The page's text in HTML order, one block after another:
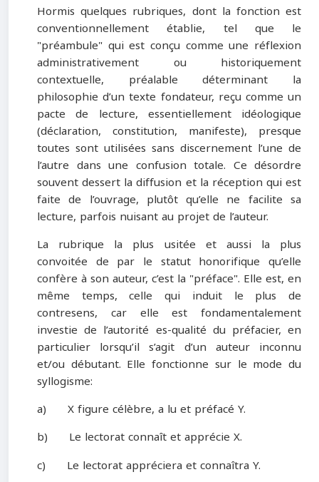
Hormis quelques rubriques, dont la fonction est
conventionnellement établie, tel que le
"préambule" qui est conçu comme une réflexion
administrativement ou historiquement
contextuelle, préalable déterminant la
philosophie d’un texte fondateur, reçu comme un
pacte de lecture, essentiellement idéologique
(déclaration, constitution, manifeste), presque
toutes sont utilisées sans discernement l’une de
l’autre dans une confusion totale. Ce désordre
souvent dessert la diffusion et la réception qui est
faite de l’ouvrage, plutôt qu’elle ne facilite sa
lecture, parfois nuisant au projet de l’auteur.
La rubrique la plus usitée et aussi la plus
convoitée de par le statut honorifique qu’elle
confère à son auteur, c’est la "préface". Elle est, en
même temps, celle qui induit le plus de
contresens, car elle est fondamentalement
investie de l’autorité es-qualité du préfacier, en
particulier lorsqu’il s’agit d’un auteur inconnu
et/ou débutant. Elle fonctionne sur le mode du
syllogisme:
a) X figure célèbre, a lu et préfacé Y.
b) Le lectorat connaît et apprécie X.
c) Le lectorat appréciera et connaîtra Y.